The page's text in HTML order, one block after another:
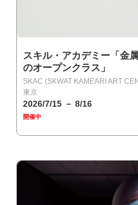
スキル・アカデミー「金
のオープンクラス」
SKAC (SKWAT KAMEARI ART
東京
2026/7/15 － 8/16
開催中